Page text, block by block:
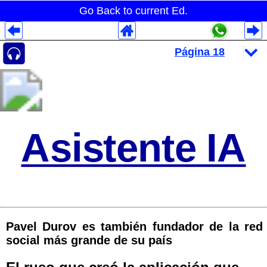
Go Back to current Ed.
Asistente IA
Pavel Durov es también fundador de la red
social más grande de su país
Despliegues Analytics
Despliegues Totales
Despliegues por Rubros